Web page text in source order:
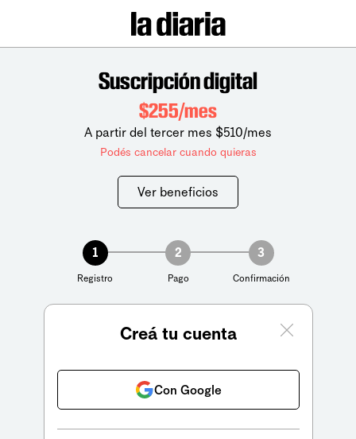
Suscripción digital
$255/mes
A partir del tercer mes $510/mes
Podés cancelar cuando quieras
Ver beneficios
1
Registro
2
Pago
3
Confirmación
Creá tu cuenta
Con Google